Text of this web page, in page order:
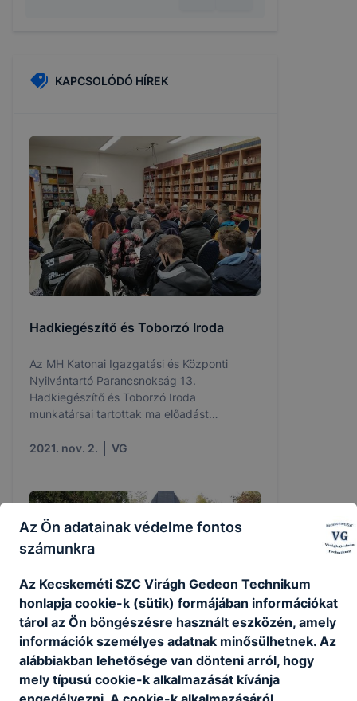
KAPCSOLÓDÓ HÍREK
Hadkiegészítő és Toborzó Iroda
Az MH Katonai Igazgatási és Központi
Nyilvántartó Parancsnokság 13.
Hadkiegészítő és Toborzó Iroda
munkatársai tartottak ma előadást
2021. nov. 2.
VG
Hadisírok gondozása
Az Ön adatainak védelme fontos
számunkra
Az Kecskeméti SZC Virágh Gedeon Technikum
honlapja cookie-k (sütik) formájában információkat
tárol az Ön böngészésre használt eszközén, amely
információk személyes adatnak minősülhetnek. Az
alábbiakban lehetősége van dönteni arról, hogy
mely típusú cookie-k alkalmazását kívánja